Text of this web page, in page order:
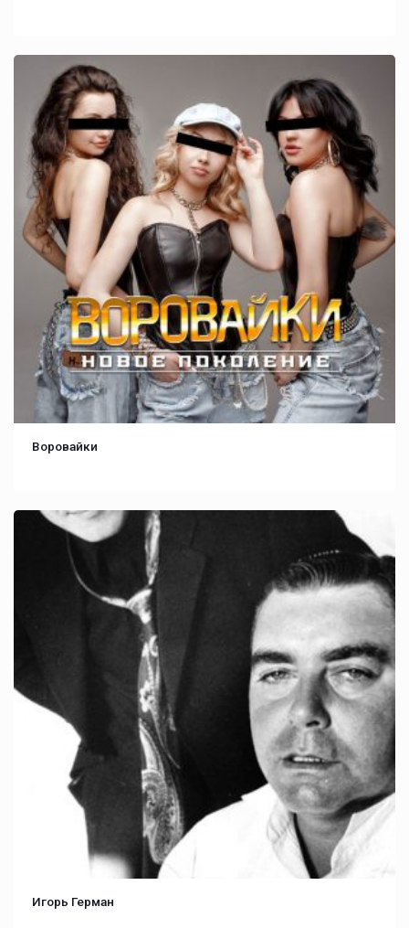
Воровайки
Игорь Герман